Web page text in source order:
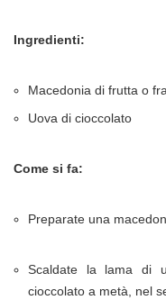
Ingredienti:
Macedonia di frutta o
Uova di cioccolato
Come si fa:
Preparate una
Scaldate la lama di
cioccolato a metà, nel